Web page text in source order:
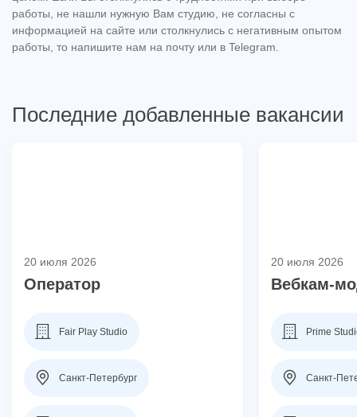
работы, не нашли нужную Вам студию, не согласны с
информацией на сайте или столкнулись с негативным опытом
работы, то напишите нам на почту или в Telegram.
Последние добавленные вакансии
20 июля 2026
Оператор
Fair Play Studio
Санкт-Петербург
20 июля 2026
Вебкам-
Prime
Санкт-